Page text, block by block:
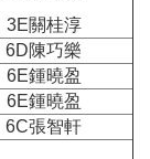
3E關桂淳
6D陳巧樂
6E鍾曉盈
6E鍾曉盈
6C張智軒